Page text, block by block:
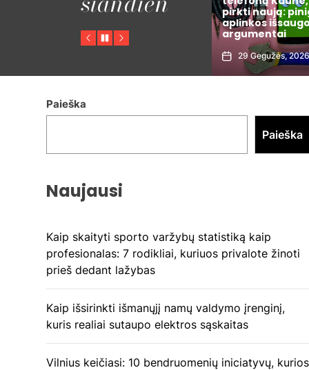
Previous
PauseNext
pirkti naują: pinigų, laiko ir
argumentai
Krepšinio
pradžių iki
aistros
25 Gegužės, 2026
Paieška
Paieška
Naujausi
Kaip skaityti sporto varžybų statistiką kaip
profesionalas: 7 rodikliai, kuriuos privalote žinoti
prieš dedant lažybas
Kaip išsirinkti išmanųjį namų valdymo įrenginį,
kuris realiai sutaupo elektros sąskaitas
Vilnius keičiasi: 10 bendruomenių iniciatyvų, kurios